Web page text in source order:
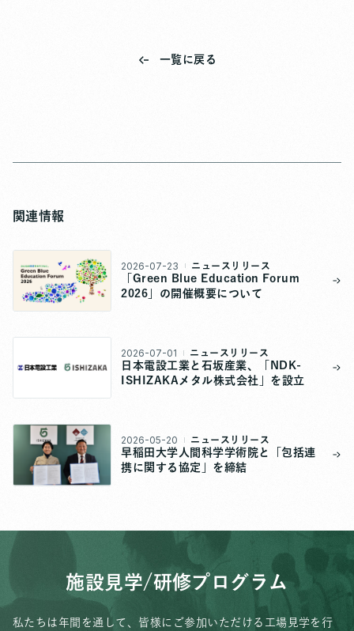
一覧に戻る
関連情報
2026-07-23 ニュースリリース
「Green Blue Education Forum
2026」の開催概要について
2026-07-01 ニュースリリース
日本電設工業と石坂産業、「NDK-
ISHIZAKAメタル株式会社」を設立
2026-05-20 ニュースリリース
早稲田大学人間科学学術院と「包括連
携に関する協定」を締結
施設見学/研修プログラム
私たちは年間を通して、皆様にご参加いただける工場見学を行